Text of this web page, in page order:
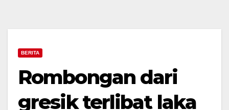
BERITA
Rombongan dari
gresik terlibat laka